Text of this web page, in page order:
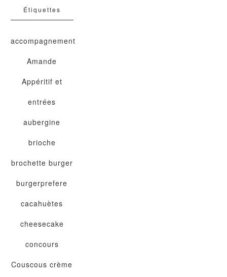
Étiquettes
accompagnement
Amande
Appéritif et
entrées
aubergine
brioche
brochette burger
burgerprefere
cacahuètes
cheesecake
concours
Couscous crème